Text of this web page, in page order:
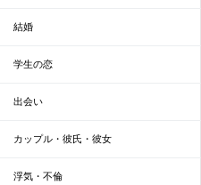
結婚
学生の恋
出会い
カップル・彼氏・彼女
浮気・不倫